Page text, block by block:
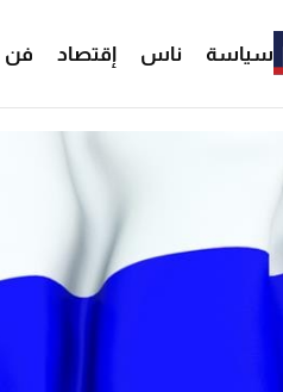
سياسة ناس إقتصاد فن